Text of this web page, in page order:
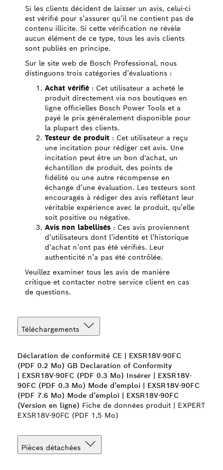
Si les clients décident de laisser un avis, celui-ci
est vérifié pour s’assurer qu’il ne contient pas de
contenu illicite. Si cette vérification ne révèle
aucun élément de ce type, tous les avis clients
sont publiés en principe.
Sur le site web de Bosch Professional, nous
distinguons trois catégories d’évaluations :
Achat vérifié : Cet utilisateur a acheté le
produit directement via nos boutiques en
ligne officielles Bosch Power Tools et a
payé le prix généralement disponible pour
la plupart des clients.
Testeur de produit : Cet utilisateur a reçu
une incitation pour rédiger cet avis. Une
incitation peut être un bon d'achat, un
échantillon de produit, des points de
fidélité ou une autre récompense en
échange d’une évaluation. Les testeurs sont
encouragés à rédiger des avis reflétant leur
véritable expérience avec le produit, qu’elle
soit positive ou négative.
Avis non labellisés : Ces avis proviennent
d’utilisateurs dont l’identité et l’historique
d’achat n’ont pas été vérifiés. Leur
authenticité n’a pas été contrôlée.
Veuillez examiner tous les avis de manière
critique et contacter notre service client en cas
de questions.
Téléchargements
Déclaration de conformité CE | EXSR18V-90FC
(PDF 0.2 Mo) GB Declaration of Conformity
| EXSR18V-90FC (PDF 0.3 Mo) Insérer | EXSR18V-
90FC (PDF 0.3 Mo) Mode d’emploi | EXSR18V-90FC
(PDF 7.6 Mo) Mode d’emploi | EXSR18V-90FC
(Version en ligne) Fiche de données produit | EXPERT
EXSR18V-90FC (PDF 1,5 Mo)
Pièces détachées